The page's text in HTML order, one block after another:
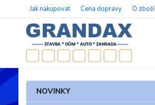
Jak nakupovat Cena dopravy O zboží
NOVINKY